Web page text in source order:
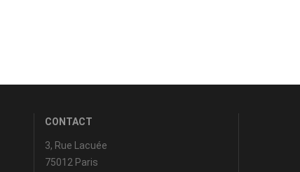
CONTACT
3, Rue Lacuée
75012 Paris